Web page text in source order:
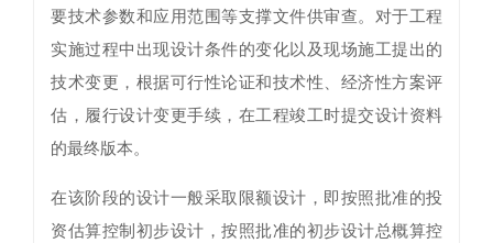
要技术参数和应用范围等支撑文件供审查。对于工程
实施过程中出现设计条件的变化以及现场施工提出的
技术变更，根据可行性论证和技术性、经济性方案评
估，履行设计变更手续，在工程竣工时提交设计资料
的最终版本。
在该阶段的设计一般采取限额设计，即按照批准的投
资估算控制初步设计，按照批准的初步设计总概算控